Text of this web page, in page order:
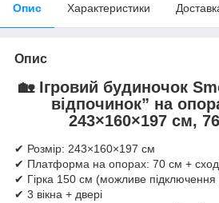
Опис Характеристики
Опис
🏡 Ігровий будиночок
відпочинок” на
243×160×197 см,
✔ Розмір: 243×160×197 см
✔ Платформа на опорах: 70 см +
✔ Гірка 150 см (можливе підключення
✔ 3 вікна + двері